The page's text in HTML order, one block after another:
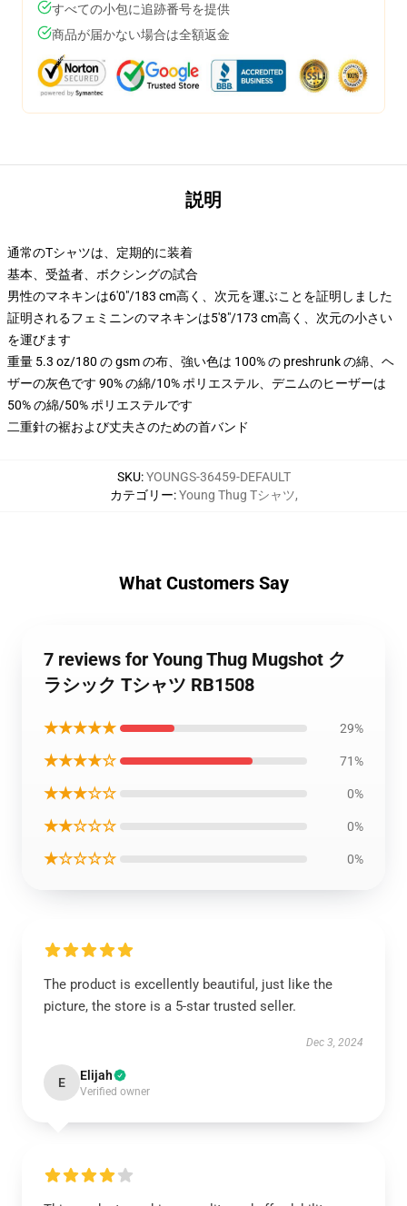
すべての小包に追跡番号を提供
商品が届かない場合は全額返金
説明
通常のTシャツは、定期的に装着
基本、受益者、ボクシングの試合
男性のマネキンは6'0"/183 cm高く、次元を運ぶことを証明しました
証明されるフェミニンのマネキンは5'8"/173 cm高く、次元の小さい
を運びます
重量 5.3 oz/180 の gsm の布、強い色は 100% の preshrunk の綿、ヘ
ザーの灰色です 90% の綿/10% ポリエステル、デニムのヒーザーは
50% の綿/50% ポリエステルです
二重針の裾および丈夫さのための首バンド
SKU:YOUNGS-36459-DEFAULT
カテゴリー:Young Thug Tシャツ,
What Customers Say
7 reviews for Young Thug Mugshot ク
ラシック Tシャツ RB1508
★★★★★ 29%
★★★★☆ 71%
★★★☆☆ 0%
★★☆☆☆ 0%
★☆☆☆☆ 0%
The product is excellently beautiful, just like the
picture, the store is a 5-star trusted seller.
Dec 3, 2024
E Elijah
Verified owner